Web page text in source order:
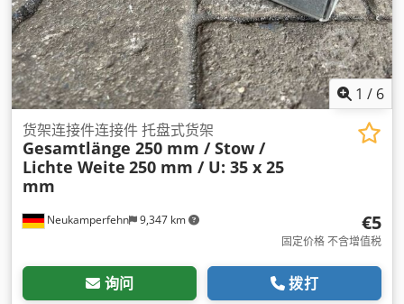
1 / 6
Neukamperfehn 9,347 km
货架连接件连接件 托盘式货架
Gesamtlänge 250 mm / Stow /
Lichte Weite 250 mm / U: 35 x 25
mm
€5
固定价格 不含增值税
询问 拨打